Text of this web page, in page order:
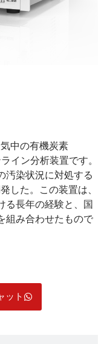
中の有機炭素
イン分析装置です。
汚染状況に対処する
した。この装置は、
る長年の経験と、国
組み合わせたもので
ット